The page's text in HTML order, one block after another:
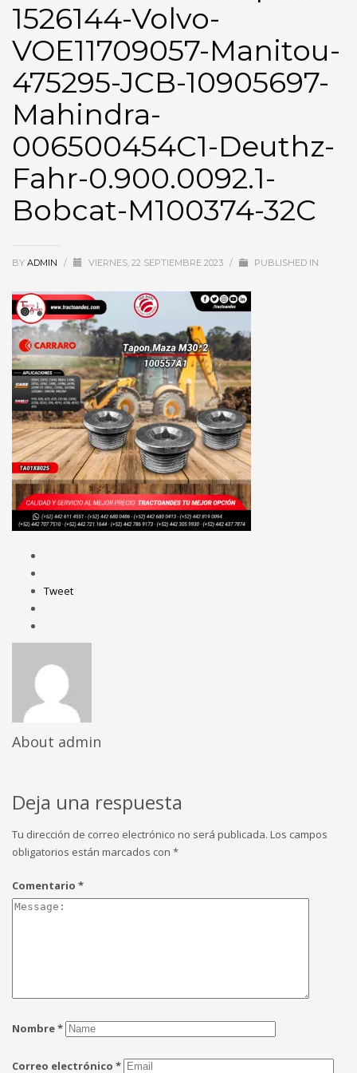
1526144-Volvo-
VOE11709057-Manitou-
475295-JCB-10905697-
Mahindra-
006500454C1-Deuthz-
Fahr-0.900.0092.1-
Bobcat-M100374-32C
BY ADMIN / VIERNES, 22 SEPTIEMBRE 2023 / PUBLISHED IN
Tweet
About admin
Deja una respuesta
Tu dirección de correo electrónico no será publicada. Los campos
obligatorios están marcados con *
Comentario *
Nombre*
Correo electrónico *